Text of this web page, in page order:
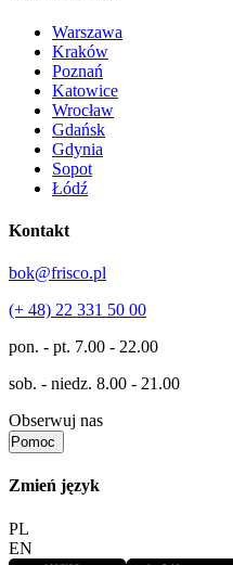
Warszawa
Kraków
Poznań
Katowice
Wrocław
Gdańsk
Gdynia
Sopot
Łódź
Kontakt
bok@frisco.pl
(+ 48) 22 331 50 00
pon. - pt. 7.00 - 22.00
sob. - niedz. 8.00 - 21.00
Obserwuj nas
Pomoc
Zmień język
PL
EN